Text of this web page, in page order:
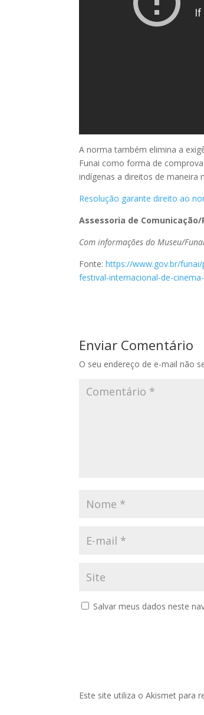
A norma também elimina a
Funai como forma de
indígenas a direitos de maneira
Resolução garante direito ao
Assessoria de Comunicação/
Com informações do Museu/
Fonte:https://www.gov.br/
festival-internacional-de-
Enviar Comentário
O seu endereço de e-mail não
Salvar meus dados neste
Este site utiliza o Akismet para